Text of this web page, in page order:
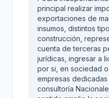
principal realizar
exportaciones de
insumos, distintos
construcción,
cuenta de terceras
jurídicas, ingresar a
por si, en sociedad
empresas dedicadas
consultoría